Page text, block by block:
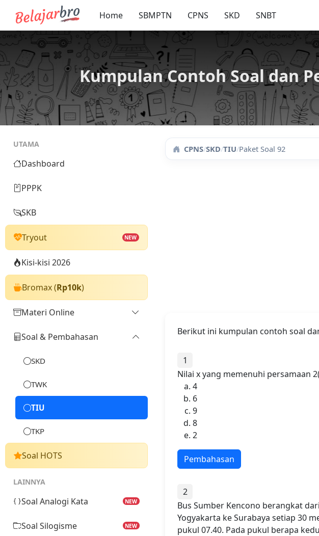
Home SBMPTN CPNS SKD SNBT
Kumpulan Contoh Soal dan
UTAMA
Dashboard
PPPK
SKB
Tryout NEW
Kisi-kisi 2026
Bromax (Rp10k)
Materi Online
Umum
TWK
TIU
TKP
Soal & Pembahasan
SKD
TWK
TIU
TKP
Soal HOTS
LAINNYA
Soal Analogi Kata NEW
Soal Silogisme NEW
CPNS/SKD/TIU/Paket Soal 92
Berikut ini kumpulan contoh soal
1
Nilai x yang memenuhi persamaan
4
6
9
8
2
Pembahasan
2
Bus Sumber Kencono berangkat
Yogyakarta ke Surabaya setiap 30
pukul 07.40. Pada pukul berapa